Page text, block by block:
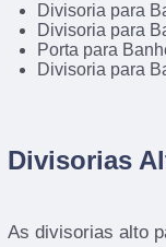
Divisoria para
Divisoria para
Porta para
Divisoria para
Divisorias
As divisorias alto